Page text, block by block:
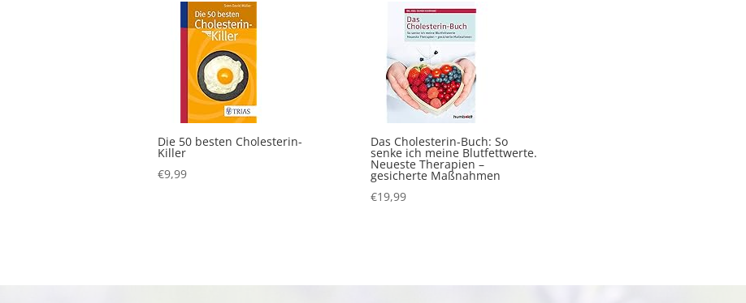
Die 50 besten Cholesterin-
Killer
€9,99
Das Cholesterin-Buch: So
senke ich meine Blutfettwerte.
Neueste Therapien –
gesicherte Maßnahmen
€19,99